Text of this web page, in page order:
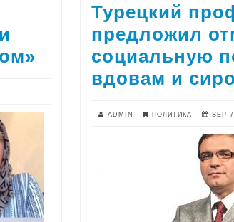
Турецкий
предложил
социальную
вдовам и
ADMIN ПОЛИТИКА SEP